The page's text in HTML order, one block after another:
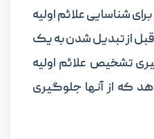
شناسایی علائم اولیه
از تبدیل شدن به یک
تشخیص علائم اولیه
که از آنها جلوگیری